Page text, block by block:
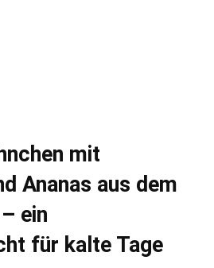
mit
Ananas aus dem
ein
für kalte Tage